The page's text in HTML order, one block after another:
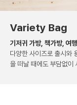
Variety Bag
기저귀 가방, 책가방, 여
다양한 사이즈로 출시와
을 떠날 때에도 부담없이